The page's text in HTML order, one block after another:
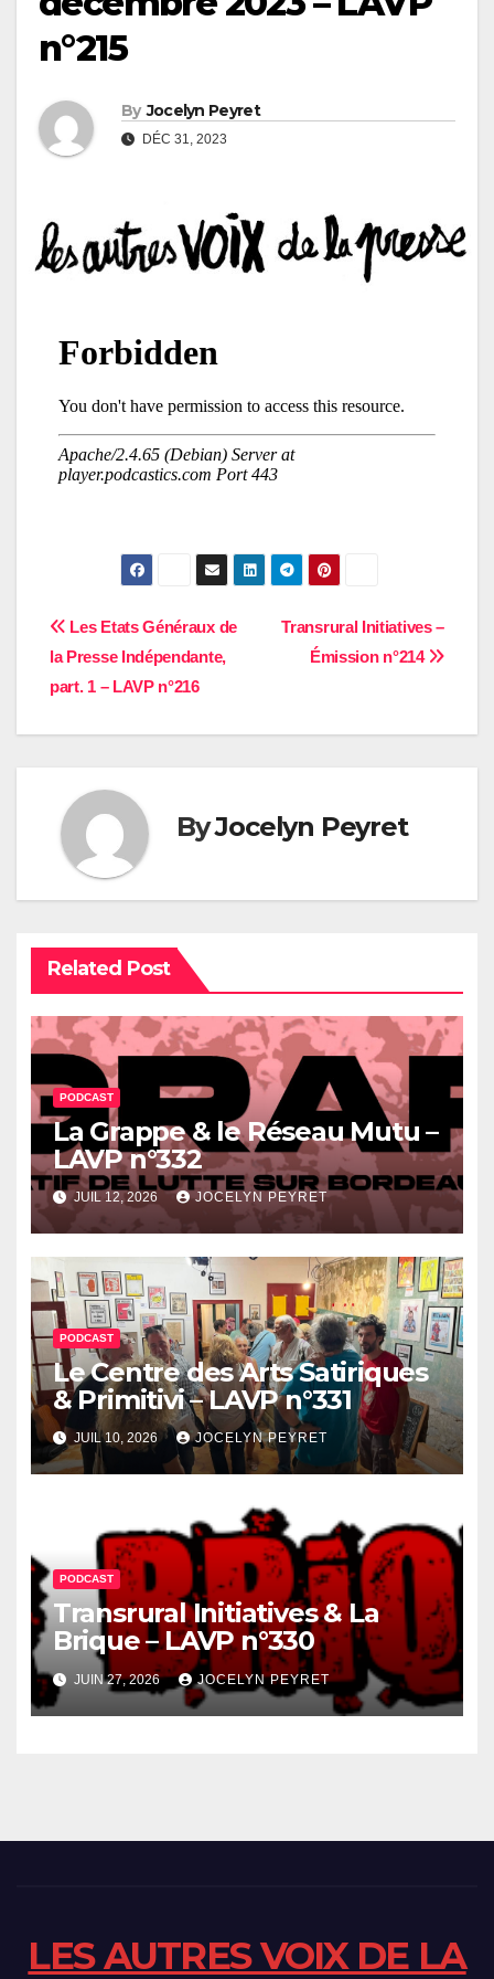
n°215
By Jocelyn Peyret
DÉC 31, 2023
Navigation
de
l’article
Transrural Initiatives –
Émission n°214
Les Etats Généraux de
la Presse Indépendante,
part. 1 – LAVP n°216
ByJocelyn Peyret
Related Post
PODCAST
La Grappe & le Réseau Mutu –
LAVP n°332
JUIL 12, 2026 JOCELYN PEYRET
PODCAST
Le Centre des Arts Satiriques
& Primitivi – LAVP n°331
JUIL 10, 2026 JOCELYN PEYRET
PODCAST
Transrural Initiatives & La
Brique – LAVP n°330
JUIN 27, 2026 JOCELYN PEYRET
LES AUTRES VOIX DE LA